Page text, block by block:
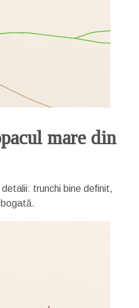
mare din
trunchi bine definit,